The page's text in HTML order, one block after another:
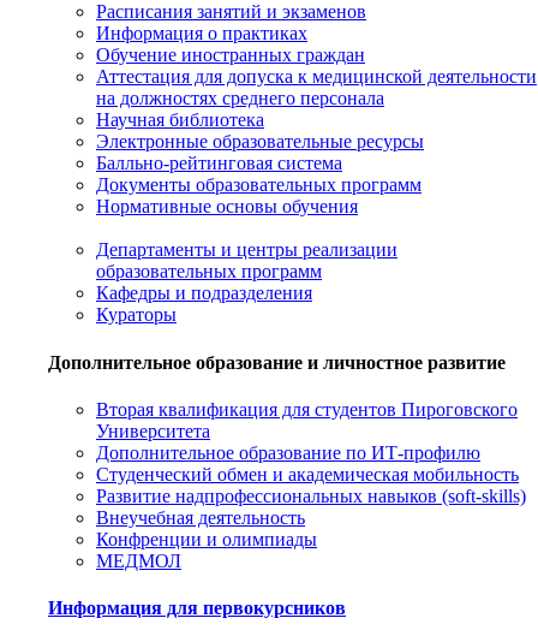
Расписания занятий и экзаменов
Информация о практиках
Обучение иностранных граждан
Аттестация для допуска к медицинской деятельности
на должностях среднего персонала
Научная библиотека
Электронные образовательные ресурсы
Балльно-рейтинговая система
Документы образовательных программ
Нормативные основы обучения
Департаменты и центры реализации
образовательных программ
Кафедры и подразделения
Кураторы
Дополнительное образование и личностное развитие
Вторая квалификация для студентов Пироговского
Университета
Дополнительное образование по ИТ-профилю
Студенческий обмен и академическая мобильность
Развитие надпрофессиональных навыков (soft-skills)
Внеучебная деятельность
Конфренции и олимпиады
МЕДМОЛ
Информация для первокурсников